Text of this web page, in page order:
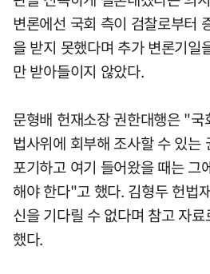
변론에선 국회 측이 검찰로부터
을 받지 못했다며 추가 변론기일
만 받아들이지 않았다.
문형배 헌재소장 권한대행은 "
법사위에 회부해 조사할 수 있는
포기하고 여기 들어왔을 때는 그
해야 한다"고 했다. 김형두 헌법
신을 기다릴 수 없다며 참고 자
했다.